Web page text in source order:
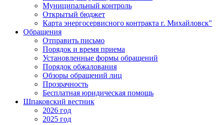
Муниципальный контроль
Открытый бюджет
Карта энергосервисного контракта г. Михайловск"
Обращения
Отправить письмо
Порядок и время приема
Установленные формы обращений
Порядок обжалования
Обзоры обращений лиц
Прозрачность
Бесплатная юридическая помощь
Шпаковский вестник
2026 год
2025 год